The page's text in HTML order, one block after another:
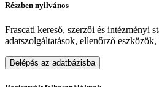
Részben nyilvános
Frascati kereső, szerzői és intézményi
adatszolgáltatások, ellenőrző
Belépés az adatbázisba